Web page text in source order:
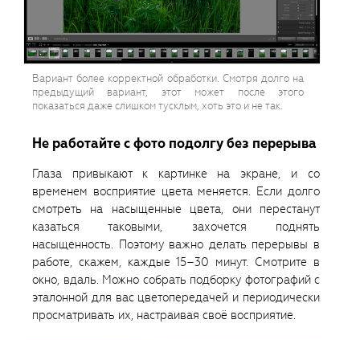
Вариант более корректной обработки. Смотря долго на
предыдущий вариант, этот может после этого
показаться даже слишком тусклым, хоть это и не так.
Не работайте с фото подолгу без перерыва
Глаза привыкают к картинке на экране, и со
временем восприятие цвета меняется. Если долго
смотреть на насыщенные цвета, они перестанут
казаться таковыми, захочется поднять
насыщенность. Поэтому важно делать перерывы в
работе, скажем, каждые 15–30 минут. Смотрите в
окно, вдаль. Можно собрать подборку фотографий с
эталонной для вас цветопередачей и периодически
просматривать их, настраивая своё восприятие.